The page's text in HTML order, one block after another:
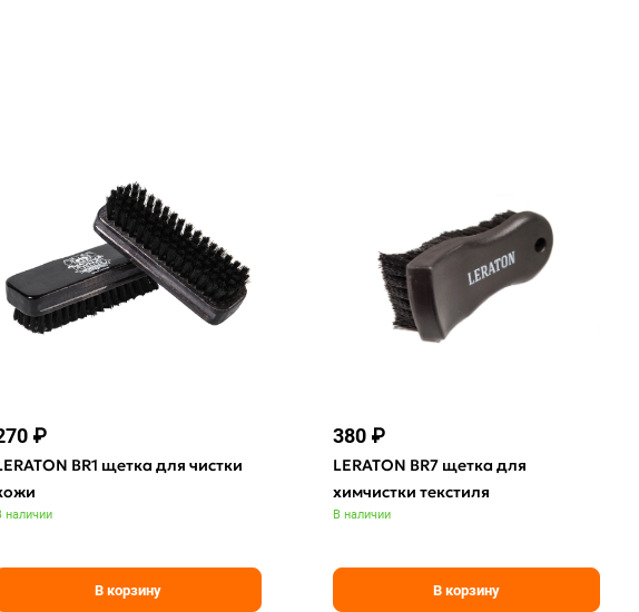
₽
BR1 щетка для чистки
наличии
В корзину
380 ₽
LERATON BR7 щетка для
химчистки текстиля
В наличии
В корзину